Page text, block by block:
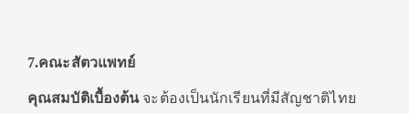
7.คณะสัตวแพทย์
คุณสมบัติเบื้องต้น จะต้องเป็นนักเรียนที่มีสัญชาติไทย